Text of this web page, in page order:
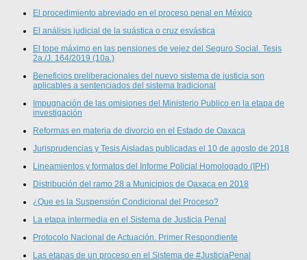
El procedimiento abreviado en el proceso penal en México
El análisis judicial de la suástica o cruz esvástica
El tope máximo en las pensiones de vejez del Seguro Social. Tesis
2a./J. 164/2019 (10a.)
Beneficios preliberacionales del nuevo sistema de justicia son
aplicables a sentenciados del sistema tradicional
Impugnación de las omisiones del Ministerio Publico en la etapa de
investigación
Reformas en materia de divorcio en el Estado de Oaxaca
Jurisprudencias y Tesis Aisladas publicadas el 10 de agosto de 2018
Lineamientos y formatos del Informe Policial Homologado (IPH)
Distribución del ramo 28 a Municipios de Oaxaca en 2018
¿Que es la Suspensión Condicional del Proceso?
La etapa intermedia en el Sistema de Justicia Penal
Protocolo Nacional de Actuación. Primer Respondiente
Las etapas de un proceso en el Sistema de #JusticiaPenal